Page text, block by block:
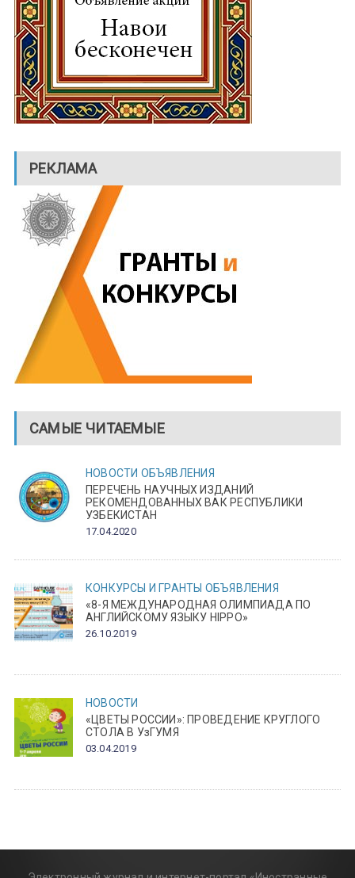
РЕКЛАМА
САМЫЕ ЧИТАЕМЫЕ
НОВОСТИ ОБЪЯВЛЕНИЯ
ПЕРЕЧЕНЬ НАУЧНЫХ ИЗДАНИЙ
РЕКОМЕНДОВАННЫХ ВАК РЕСПУБЛИКИ
УЗБЕКИСТАН
17.04.2020
КОНКУРСЫ И ГРАНТЫ ОБЪЯВЛЕНИЯ
«8-Я МЕЖДУНАРОДНАЯ ОЛИМПИАДА ПО
АНГЛИЙСКОМУ ЯЗЫКУ HIPPO»
26.10.2019
НОВОСТИ
«ЦВЕТЫ РОССИИ»: ПРОВЕДЕНИЕ КРУГЛОГО
СТОЛА В УзГУМЯ
03.04.2019